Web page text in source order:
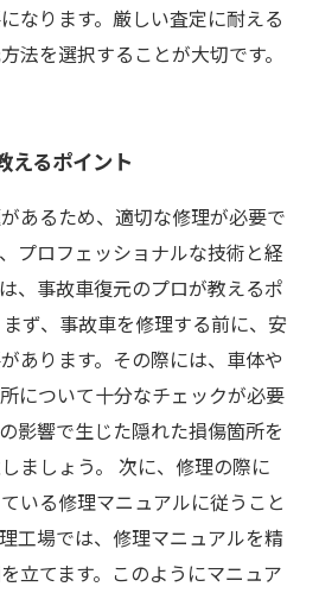
なります。厳しい査定に耐える
法を選択することが大切です。
えるポイント
あるため、適切な修理が必要で
プロフェッショナルな技術と経
、事故車復元のプロが教えるポ
ず、事故車を修理する前に、安
あります。その際には、車体や
について十分なチェックが必要
影響で生じた隠れた損傷箇所を
ましょう。 次に、修理の際に
いる修理マニュアルに従うこと
工場では、修理マニュアルを精
立てます。このようにマニュア